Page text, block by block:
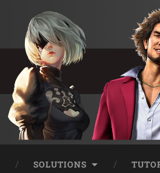
SOLUTIONS